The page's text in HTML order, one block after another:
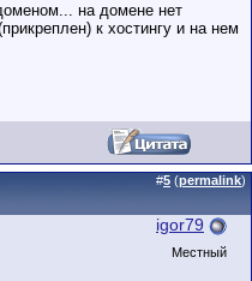
на домене нет
к хостингу и на нем
#5 (permalink)
igor79
Местный